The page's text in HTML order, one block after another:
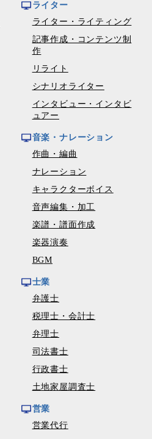
ライター
ライター・ライティング
記事作成・コンテンツ制
作
リライト
シナリオライター
インタビュー・インタビ
ュアー
音楽・ナレーション
作曲・編曲
ナレーション
キャラクターボイス
音声編集・加工
楽譜・譜面作成
楽器演奏
BGM
士業
弁護士
税理士・会計士
弁理士
司法書士
行政書士
土地家屋調査士
営業
営業代行